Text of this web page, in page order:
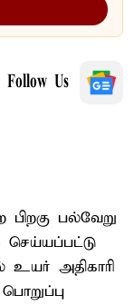
Follow Us
பிறகு பல்வேறு
செய்யப்பட்டு
உயர் அதிகாரி